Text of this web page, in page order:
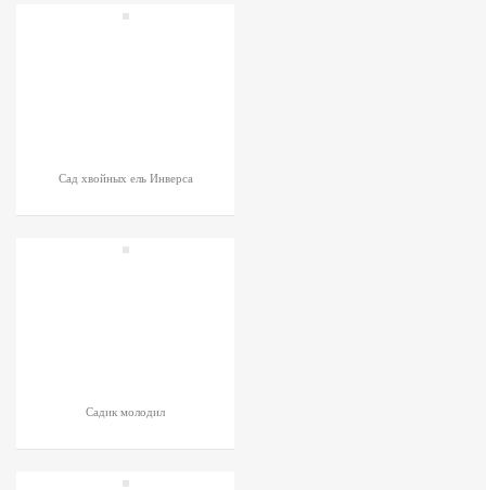
Сад хвойных ель Инверса
Садик молодил